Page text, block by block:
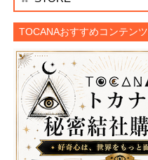
TOCANAおすすめコンテンツ